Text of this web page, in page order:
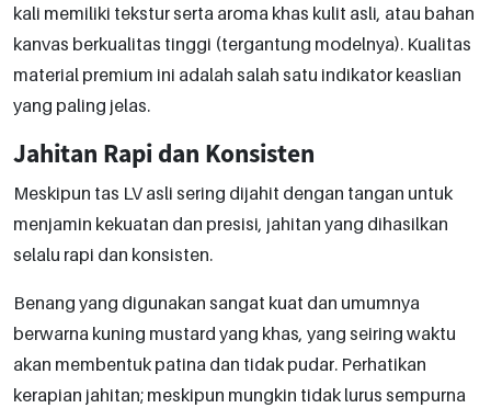
kali memiliki tekstur serta aroma khas kulit asli, atau bahan
kanvas berkualitas tinggi (tergantung modelnya). Kualitas
material premium ini adalah salah satu indikator keaslian
yang paling jelas.
Jahitan Rapi dan Konsisten
Meskipun tas LV asli sering dijahit dengan tangan untuk
menjamin kekuatan dan presisi, jahitan yang dihasilkan
selalu rapi dan konsisten.
Benang yang digunakan sangat kuat dan umumnya
berwarna kuning mustard yang khas, yang seiring waktu
akan membentuk patina dan tidak pudar. Perhatikan
kerapian jahitan; meskipun mungkin tidak lurus sempurna